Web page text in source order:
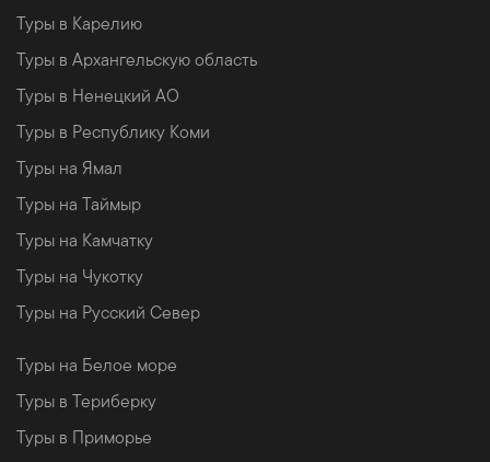
Туры в Карелию
Туры в Архангельскую область
Туры в Ненецкий АО
Туры в Республику Коми
Туры на Ямал
Туры на Таймыр
Туры на Камчатку
Туры на Чукотку
Туры на Русский Север
Туры на Белое море
Туры в Териберку
Туры в Приморье